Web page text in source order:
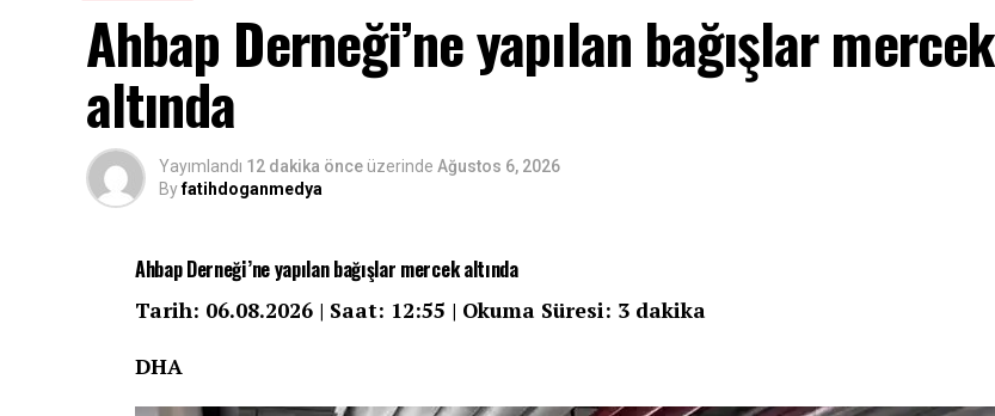
Ahbap Derneği’ne yapılan bağışlar mercek
altında
Yayımlandı 12 dakika önce üzerinde Ağustos 6, 2026
Byfatihdoganmedya
Ahbap Derneği’ne yapılan bağışlar mercek altında
Tarih: 06.08.2026 | Saat: 12:55 | Okuma Süresi: 3 dakika
DHA